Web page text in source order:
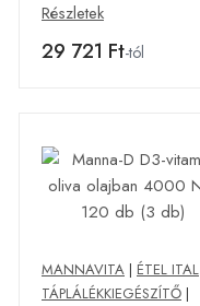
Részletek
29 721 Ft-tól
MANNAVITA | ÉTEL ITAL
TÁPLÁLÉKKIEGÉSZÍTŐ |